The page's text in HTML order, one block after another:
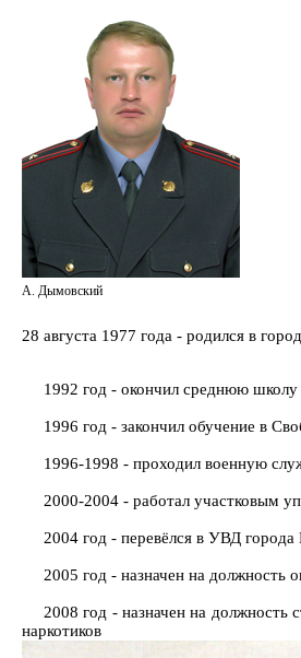
А. Дымовский
28 августа 1977 года - родился в
1992 год - окончил среднюю
1996 год - закончил обучение в
1996-1998 - проходил военную
2000-2004 - работал участковым
2004 год - перевёлся в УВД города
2005 год - назначен на
2008 год - назначен на
наркотиков